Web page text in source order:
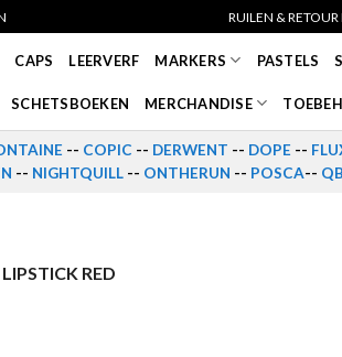
RUILEN &
CAPS LEERVERF MARKERS PASTELS
SCHETSBOEKEN MERCHANDISE
-- COPIC -- DERWENT -- DOPE --
-- NIGHTQUILL -- ONTHERUN -- POSCA--
RED